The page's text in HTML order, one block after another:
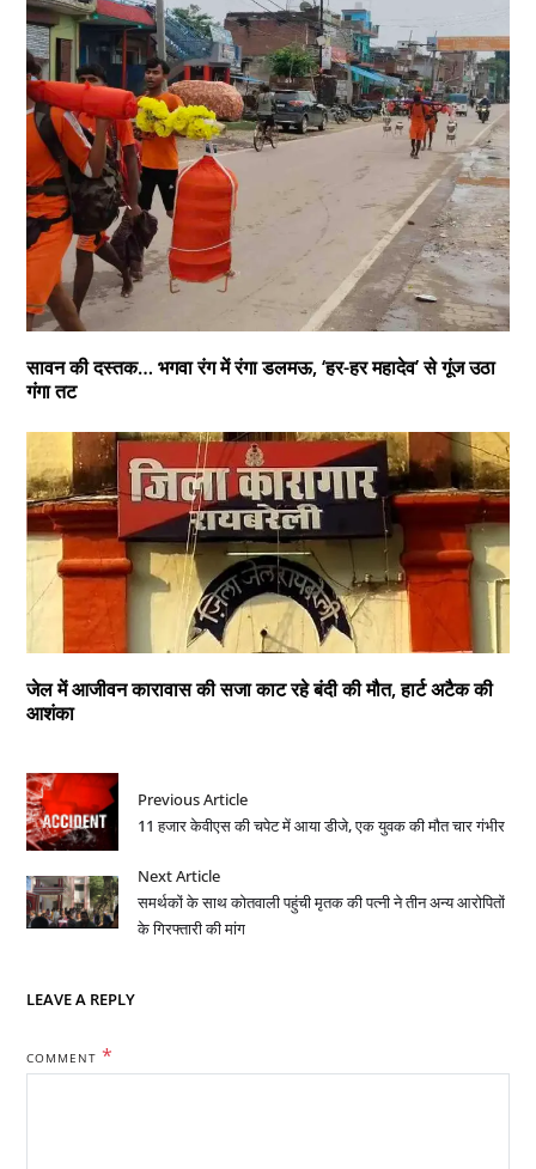
सावन की दस्तक… भगवा रंग में रंगा डलमऊ, ‘हर-हर महादेव’ से गूंज उठा
गंगा तट
जेल में आजीवन कारावास की सजा काट रहे बंदी की मौत, हार्ट अटैक की
आशंका
Previous Article
11 हजार केवीएस की चपेट में आया डीजे, एक युवक की मौत चार गंभीर
Next Article
समर्थकों के साथ कोतवाली पहुंची मृतक की पत्नी ने तीन अन्य आरोपितों
के गिरफ्तारी की मांग
LEAVE A REPLY
COMMENT *